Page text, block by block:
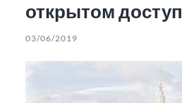
открытом
03/06/2019